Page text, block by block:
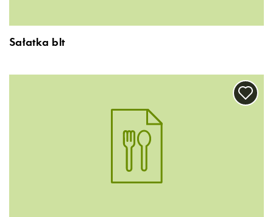
Sałatka blt